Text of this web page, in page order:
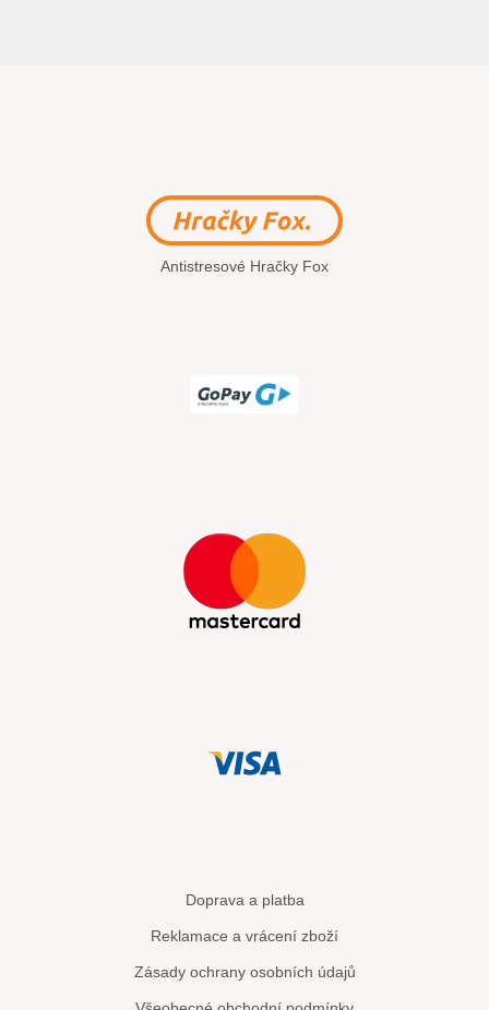
Antistresové Hračky Fox
Doprava a platba
Reklamace a vrácení zboží
Zásady ochrany osobních údajů